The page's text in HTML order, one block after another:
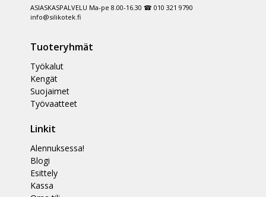
ASIASKASPALVELU Ma-pe 8.00-16.30 ☎ 010 321 9790
info@silikotek.fi
Tuoteryhmät
Työkalut
Kengät
Suojaimet
Työvaatteet
Linkit
Alennuksessa!
Blogi
Esittely
Kassa